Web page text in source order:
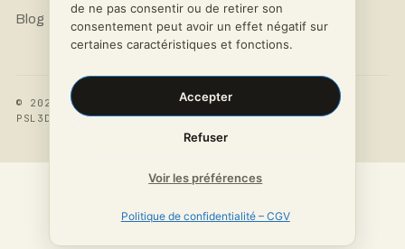
de ne pas consentir ou de retirer son
consentement peut avoir un effet négatif sur
certaines caractéristiques et fonctions.
Accepter
Refuser
Voir les préférences
Politique de confidentialité – CGV
Blog
© 2026
PSL3D
POLÍTICA DE PRIVACIDAD
TÉRMINOS Y
CONDICIONES